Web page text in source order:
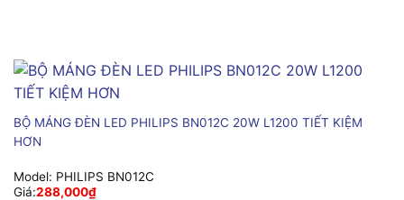
BỘ MÁNG ĐÈN LED PHILIPS BN012C 20W L1200 TIẾT KIỆM
HƠN
Model: PHILIPS BN012C
Giá:288,000₫